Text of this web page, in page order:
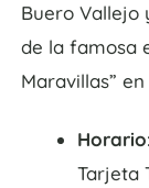
Buero Vallejo
de la famosa
Maravillas”
Horario
Tarjeta